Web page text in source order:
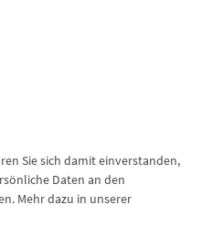
Sie sich damit einverstanden,
Daten an den
Mehr dazu in unserer